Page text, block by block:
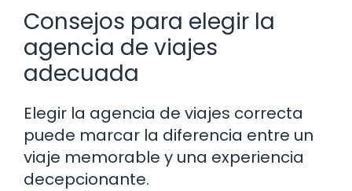
Consejos para elegir la
agencia de viajes
adecuada
Elegir la agencia de viajes correcta
puede marcar la diferencia entre un
viaje memorable y una experiencia
decepcionante.